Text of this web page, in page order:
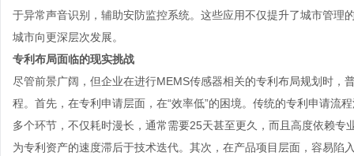
于异常声音识别，辅助安防监控系统。这些应用不仅提升了城市管理
城市向更深层次发展。
专利布局面临的现实挑战
尽管前景广阔，但企业在进行MEMS传感器相关的专利布局规划时
程。首先，在专利申请层面，在“效率低”的困境。传统的专利申请流
多个环节，不仅耗时漫长，通常需要25天甚至更久，而且高度依赖
为专利资产的速度滞后于技术迭代。其次，在产品项目层面，容易陷